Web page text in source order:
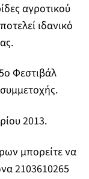
αγροτικού
ιδανικό
Φεστιβάλ
2013.
μπορείτε να
2103610265